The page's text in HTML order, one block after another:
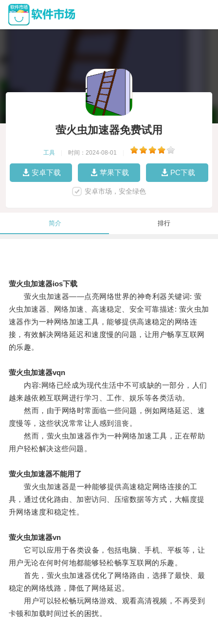
萤火虫加速器免费试用
工具 时间：2024-08-01
安卓下载 苹果下载 PC下载
安卓市场，安全绿色
简介 排行
萤火虫加速器ios下载
萤火虫加速器——点亮网络世界的神奇利器关键词: 萤
火虫加速器、网络加速、高速稳定、安全可靠描述: 萤火虫加
速器作为一种网络加速工具，能够提供高速稳定的网络连
接，有效解决网络延迟和速度慢的问题，让用户畅享互联网
的乐趣。
萤火虫加速器vqn
内容:网络已经成为现代生活中不可或缺的一部分，人们
越来越依赖互联网进行学习、工作、娱乐等各类活动。
然而，由于网络时常面临一些问题，例如网络延迟、速
度慢等，这些状况常常让人感到沮丧。
然而，萤火虫加速器作为一种网络加速工具，正在帮助
用户轻松解决这些问题。
萤火虫加速器不能用了
萤火虫加速器是一种能够提供高速稳定网络连接的工
具，通过优化路由、加密访问、压缩数据等方式，大幅度提
升网络速度和稳定性。
萤火虫加速器vn
它可以应用于各类设备，包括电脑、手机、平板等，让
用户无论在何时何地都能够轻松畅享互联网的乐趣。
首先，萤火虫加速器优化了网络路由，选择了最快、最
稳定的网络线路，降低了网络延迟。
用户可以轻松畅玩网络游戏、观看高清视频，不再受到
卡顿和加载时间过长的困扰。